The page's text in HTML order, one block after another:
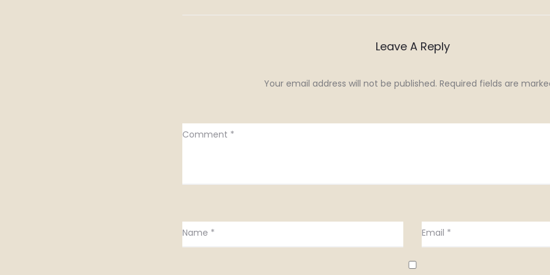
Leave A Reply
Your email address will not be published. Required fields are
Comment *
Name * Email *